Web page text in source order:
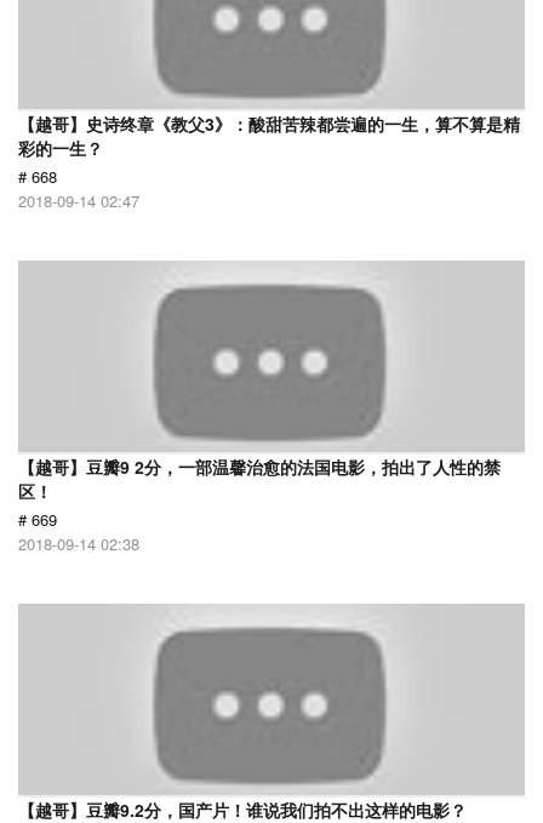
【越哥】史诗终章《教父3》：酸甜苦辣都尝遍的一生，算不算是精
彩的一生？
# 668
2018-09-14 02:47
【越哥】豆瓣9 2分，一部温馨治愈的法国电影，拍出了人性的禁
区！
# 669
2018-09-14 02:38
【越哥】豆瓣9.2分，国产片！谁说我们拍不出这样的电影？